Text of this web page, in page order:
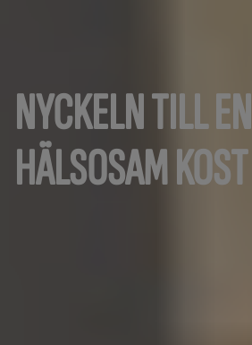
NYCKELN TILL EN
HÄLSOSAM KOST